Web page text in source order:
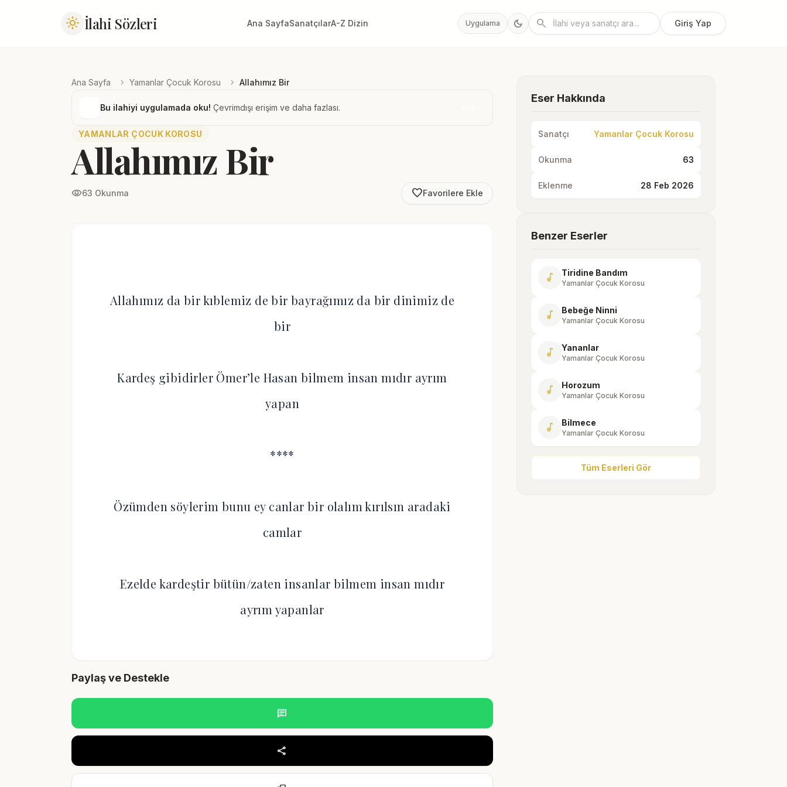
light_mode İlahi Sözleri Ana SayfaSanatçılarA-Z Dizin Uygulama dark_mode search Giriş Yap
Ana Sayfa chevron_right Yamanlar Çocuk Korosu chevron_right Allahımız Bir
Bu ilahiyi uygulamada oku! Çevrimdışı erişim ve daha fazlası.
YAMANLAR ÇOCUK KOROSU
Allahımız Bir
visibility63 Okunma favorite_borderFavorilere Ekle
Allahımız da bir kıblemiz de bir bayrağımız da bir dinimiz de
bir
Kardeş gibidirler Ömer’le Hasan bilmem insan mıdır ayrım
yapan
****
Özümden söylerim bunu ey canlar bir olalım kırılsın aradaki
camlar
Ezelde kardeştir bütün/zaten insanlar bilmem insan mıdır
ayrım yapanlar
Paylaş ve Destekle
chat
share
Eser Hakkında
Sanatçı Yamanlar Çocuk Korosu
Okunma 63
Eklenme 28 Feb 2026
Benzer Eserler
music_note Tiridine Bandım
Yamanlar Çocuk Korosu
music_note Bebeğe Ninni
Yamanlar Çocuk Korosu
music_note Yananlar
Yamanlar Çocuk Korosu
music_note Horozum
Yamanlar Çocuk Korosu
music_note Bilmece
Yamanlar Çocuk Korosu
Tüm Eserleri Gör